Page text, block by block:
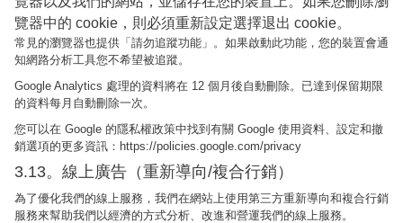
覽器中的 cookie，則必須重新設定選擇退出 cookie。
常見的瀏覽器也提供「請勿追蹤功能」。如果啟動此功能，您的裝置會通
知網路分析工具您不希望被追蹤。
Google Analytics 處理的資料將在 12 個月後自動刪除。已達到保留期限
的資料每月自動刪除一次。
您可以在 Google 的隱私權政策中找到有關 Google 使用資料、設定和撤
銷選項的更多資訊：https://policies.google.com/privacy
3.13。線上廣告（重新導向/複合行銷）
為了優化我們的線上服務，我們在網站上使用第三方重新導向和複合行銷
服務來幫助我們以經濟的方式分析、改進和營運我們的線上服務。